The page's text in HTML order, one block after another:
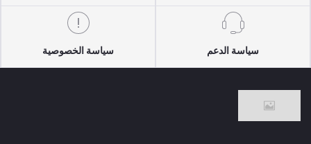
سياسة الدعم سياسة الخصوصية